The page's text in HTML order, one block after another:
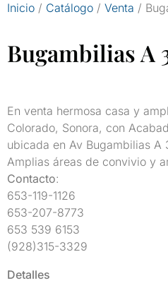
Inicio / Catálogo / Venta /
Bugambilias A
En venta hermosa casa y
Colorado, Sonora, con
ubicada en Av Bugambilias A
Amplias áreas de convivio y
Contacto:
653-119-1126
653-207-8773
653 539 6153
(928)315-3329
Detalles